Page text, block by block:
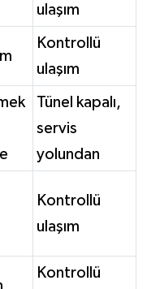
ulaşım
Kontrollü
ulaşım
Tünel kapalı,
servis
yolundan
Kontrollü
ulaşım
Kontrollü